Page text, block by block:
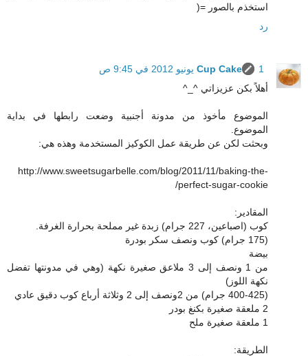
استخذم بالصور =(
رد
Cup Cake
1 يونيو 2012 في 9:45 ص
أهلاً بكن عزيزاتي ^_^
الموضوع مأخوذ من مدونة أجنبية وضعت رابطها في بداية
الموضوع.
وبحثت لكن عن طريقة عمل الكوكيز المستخدمة وهذه هي:
http://www.sweetsugarbelle.com/blog/2011/11/baking-the-
perfect-sugar-cookie/
المقادير:
كوب (اصباعين، 227 جرام) زبدة غير مملحة بحرارة الغرفة.
(175 جرام) كوب ونصف سكر بودرة
بيضة
من 1 ونصف إلى 3 ملاعق صغيرة نكهة (وهي في مدونتها تفضل
نكهة اللوز)
(400-425 جرام) من 2ونصف إلى 2 وثلاثة أرباع كوب دقيق عادي
2 ملعقة صغيرة بكنغ بودر
1 ملعقة صغيرة ملح
الطريقة: